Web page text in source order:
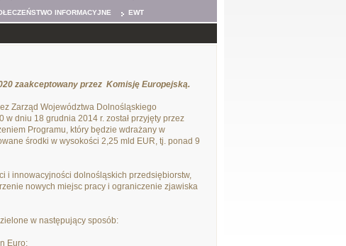
INFORMACYJNE EWT
zaakceptowany przez Komisję Europejską.
Zarząd Województwa Dolnośląskiego
dniu 18 grudnia 2014 r. został przyjęty przez
Programu, który będzie wdrażany w
środki w wysokości 2,25 mld EUR, tj. ponad 9
i innowacyjności dolnośląskich przedsiębiorstw,
nowych miejsc pracy i ograniczenie zjawiska
w następujący sposób:
Euro;